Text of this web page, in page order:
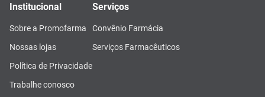
Institucional
Sobre a Promofarma
Nossas lojas
Política de Privacidade
Trabalhe conosco
Serviços
Convênio Farmácia
Serviços Farmacêuticos